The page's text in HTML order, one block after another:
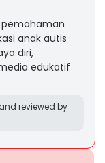
anak autis
diri,
edukatif
reviewed by